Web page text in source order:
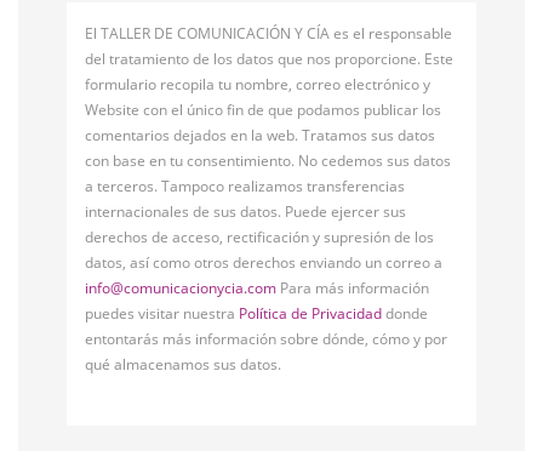
El TALLER DE COMUNICACIÓN Y CÍA es el responsable
del tratamiento de los datos que nos proporcione. Este
formulario recopila tu nombre, correo electrónico y
Website con el único fin de que podamos publicar los
comentarios dejados en la web. Tratamos sus datos
con base en tu consentimiento. No cedemos sus datos
a terceros. Tampoco realizamos transferencias
internacionales de sus datos. Puede ejercer sus
derechos de acceso, rectificación y supresión de los
datos, así como otros derechos enviando un correo a
info@comunicacionycia.com Para más información
puedes visitar nuestra Política de Privacidaddonde
entontarás más información sobre dónde, cómo y por
qué almacenamos sus datos.